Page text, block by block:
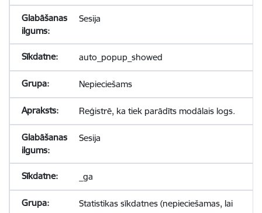
Sesija
auto_popup_showed
Nepieciešams
Reģistrē, ka tiek parādīts modālais logs.
Sesija
_ga
Statistikas sīkdatnes (nepieciešamas, lai